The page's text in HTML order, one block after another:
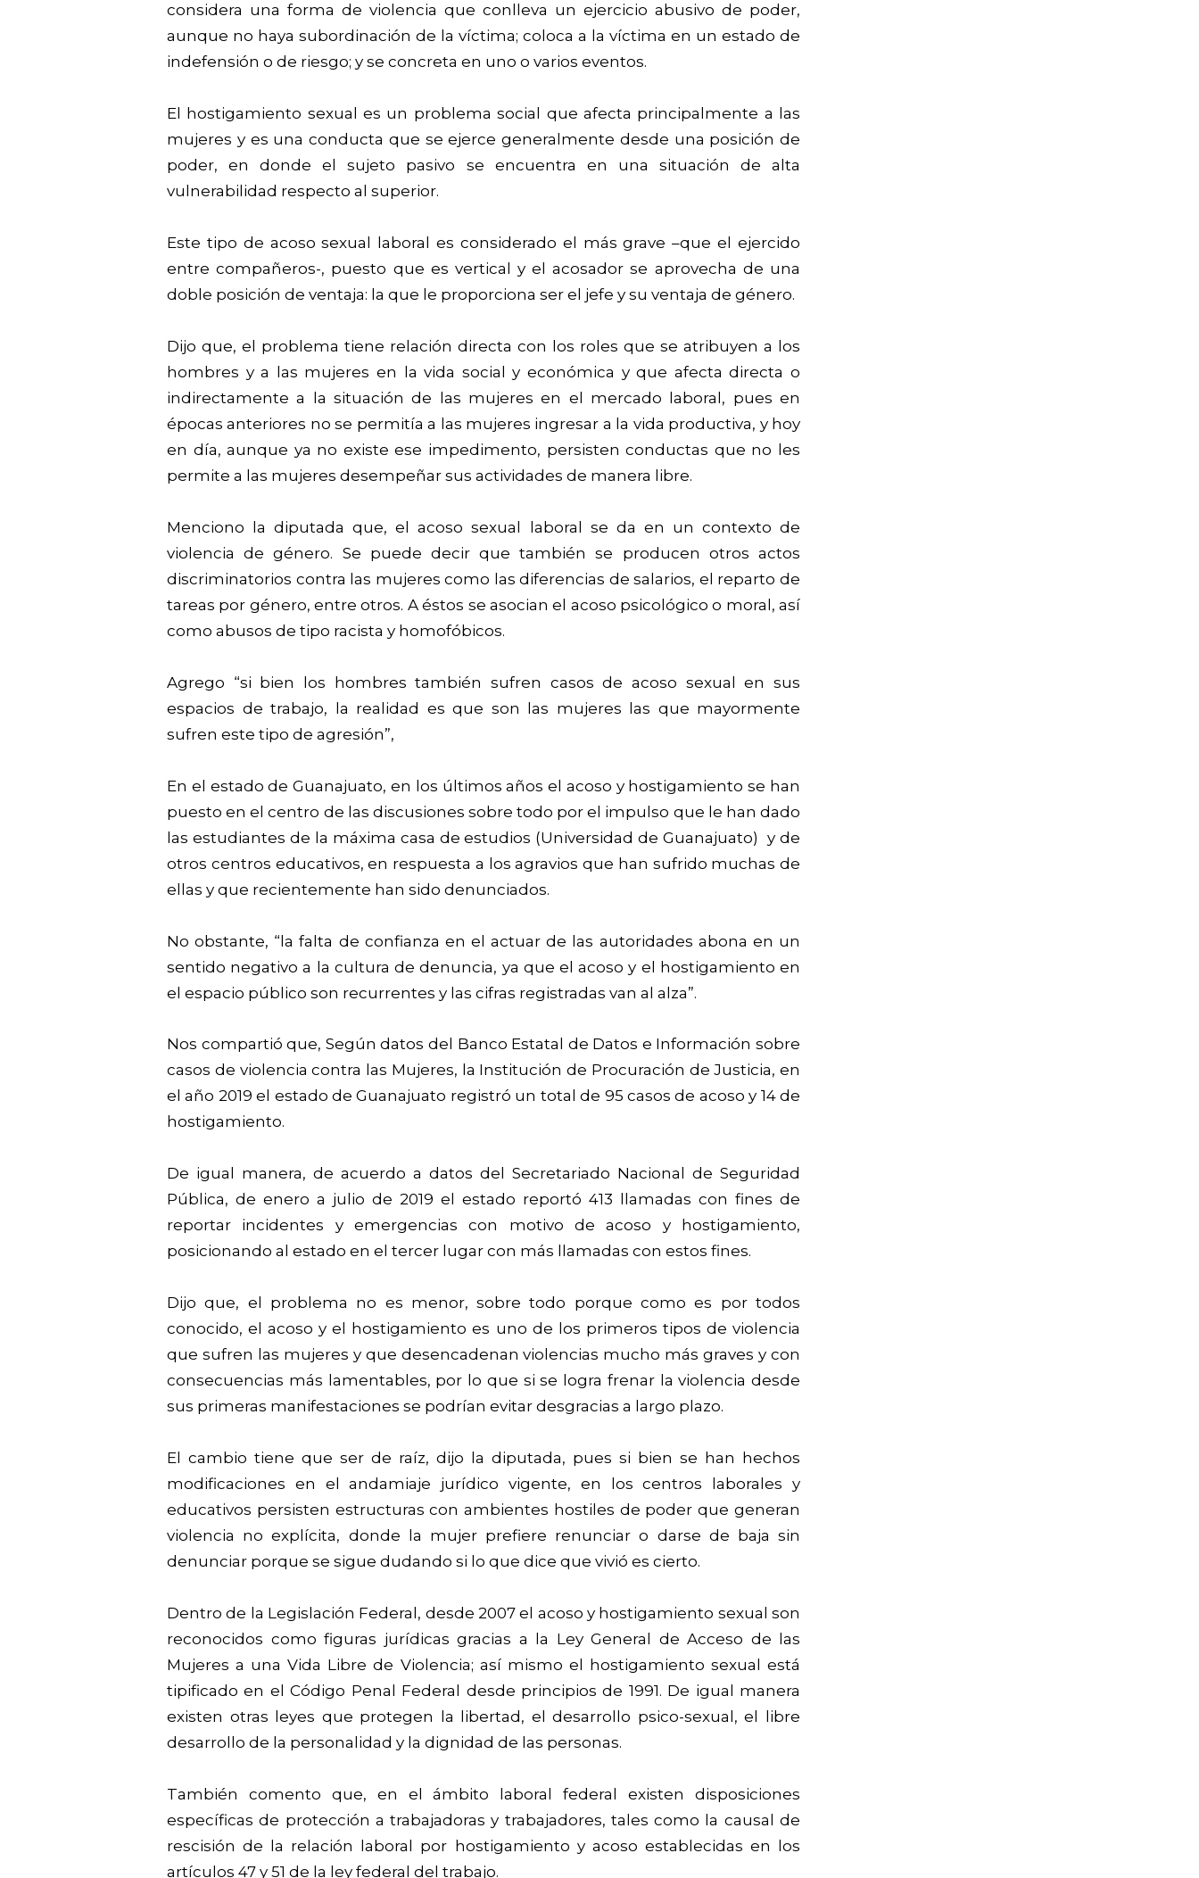
considera una forma de violencia que conlleva un ejercicio abusivo de poder,
aunque no haya subordinación de la víctima; coloca a la víctima en un estado de
indefensión o de riesgo; y se concreta en uno o varios eventos.
El hostigamiento sexual es un problema social que afecta principalmente a las
mujeres y es una conducta que se ejerce generalmente desde una posición de
poder, en donde el sujeto pasivo se encuentra en una situación de alta
vulnerabilidad respecto al superior.
Este tipo de acoso sexual laboral es considerado el más grave –que el ejercido
entre compañeros-, puesto que es vertical y el acosador se aprovecha de una
doble posición de ventaja: la que le proporciona ser el jefe y su ventaja de género.
Dijo que, el problema tiene relación directa con los roles que se atribuyen a los
hombres y a las mujeres en la vida social y económica y que afecta directa o
indirectamente a la situación de las mujeres en el mercado laboral, pues en
épocas anteriores no se permitía a las mujeres ingresar a la vida productiva, y hoy
en día, aunque ya no existe ese impedimento, persisten conductas que no les
permite a las mujeres desempeñar sus actividades de manera libre.
Menciono la diputada que, el acoso sexual laboral se da en un contexto de
violencia de género. Se puede decir que también se producen otros actos
discriminatorios contra las mujeres como las diferencias de salarios, el reparto de
tareas por género, entre otros. A éstos se asocian el acoso psicológico o moral, así
como abusos de tipo racista y homofóbicos.
Agrego “si bien los hombres también sufren casos de acoso sexual en sus
espacios de trabajo, la realidad es que son las mujeres las que mayormente
sufren este tipo de agresión”,
En el estado de Guanajuato, en los últimos años el acoso y hostigamiento se han
puesto en el centro de las discusiones sobre todo por el impulso que le han dado
las estudiantes de la máxima casa de estudios (Universidad de Guanajuato) y de
otros centros educativos, en respuesta a los agravios que han sufrido muchas de
ellas y que recientemente han sido denunciados.
No obstante, “la falta de confianza en el actuar de las autoridades abona en un
sentido negativo a la cultura de denuncia, ya que el acoso y el hostigamiento en
el espacio público son recurrentes y las cifras registradas van al alza”.
Nos compartió que, Según datos del Banco Estatal de Datos e Información sobre
casos de violencia contra las Mujeres, la Institución de Procuración de Justicia, en
el año 2019 el estado de Guanajuato registró un total de 95 casos de acoso y 14 de
hostigamiento.
De igual manera, de acuerdo a datos del Secretariado Nacional de Seguridad
Pública, de enero a julio de 2019 el estado reportó 413 llamadas con fines de
reportar incidentes y emergencias con motivo de acoso y hostigamiento,
posicionando al estado en el tercer lugar con más llamadas con estos fines.
Dijo que, el problema no es menor, sobre todo porque como es por todos
conocido, el acoso y el hostigamiento es uno de los primeros tipos de violencia
que sufren las mujeres y que desencadenan violencias mucho más graves y con
consecuencias más lamentables, por lo que si se logra frenar la violencia desde
sus primeras manifestaciones se podrían evitar desgracias a largo plazo.
El cambio tiene que ser de raíz, dijo la diputada, pues si bien se han hechos
modificaciones en el andamiaje jurídico vigente, en los centros laborales y
educativos persisten estructuras con ambientes hostiles de poder que generan
violencia no explícita, donde la mujer prefiere renunciar o darse de baja sin
denunciar porque se sigue dudando si lo que dice que vivió es cierto.
Dentro de la Legislación Federal, desde 2007 el acoso y hostigamiento sexual son
reconocidos como figuras jurídicas gracias a la Ley General de Acceso de las
Mujeres a una Vida Libre de Violencia; así mismo el hostigamiento sexual está
tipificado en el Código Penal Federal desde principios de 1991. De igual manera
existen otras leyes que protegen la libertad, el desarrollo psico-sexual, el libre
desarrollo de la personalidad y la dignidad de las personas.
También comento que, en el ámbito laboral federal existen disposiciones
específicas de protección a trabajadoras y trabajadores, tales como la causal de
rescisión de la relación laboral por hostigamiento y acoso establecidas en los
artículos 47 y 51 de la ley federal del trabajo.